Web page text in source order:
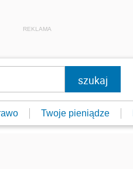
REKLAMA
Twoje pieniądze